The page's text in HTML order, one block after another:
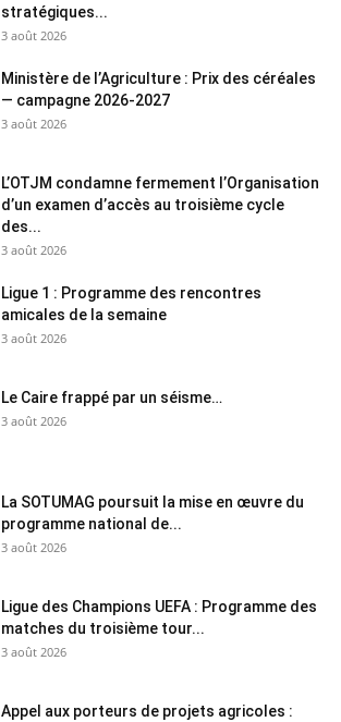
stratégiques...
3 août 2026
Ministère de l’Agriculture : Prix des céréales
— campagne 2026-2027
3 août 2026
L’OTJM condamne fermement l’Organisation
d’un examen d’accès au troisième cycle
des...
3 août 2026
Ligue 1 : Programme des rencontres
amicales de la semaine
3 août 2026
Le Caire frappé par un séisme…
3 août 2026
La SOTUMAG poursuit la mise en œuvre du
programme national de...
3 août 2026
Ligue des Champions UEFA : Programme des
matches du troisième tour...
3 août 2026
Appel aux porteurs de projets agricoles :